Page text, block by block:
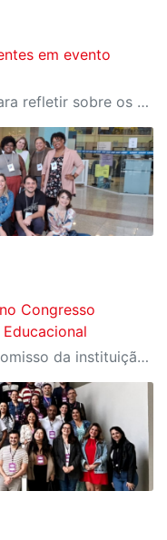
em evento
O encontro reuniu educadores para refletir sobre os desafios e as transformações da educação em tempos de inovação tecnológica
Congresso
A participação reafirma o compromisso da instituição com a área como uma ferramenta essencial para a transformação social